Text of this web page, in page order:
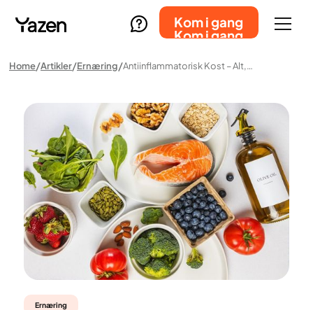
Kom i gang
Kom i gang
Home Artikler Ernæring Antiinflammatorisk Kost – Alt, Hvad Du Behøver At Vide
Ernæring